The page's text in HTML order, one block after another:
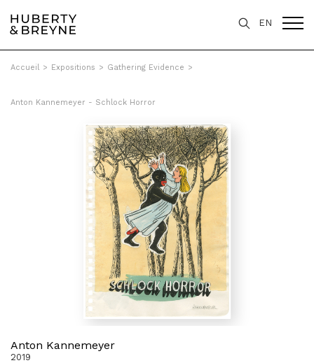
EN
Accueil > Expositions > Gathering Evidence >
Anton Kannemeyer - Schlock Horror
Anton Kannemeyer
2019